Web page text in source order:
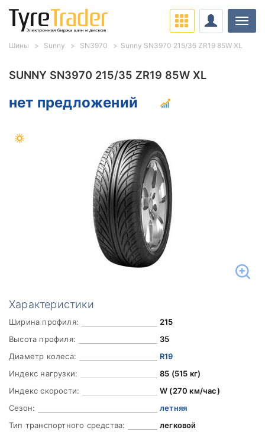
SUNNY SN3970 215/35 ZR19 85W XL
нет предложений
Характеристики
Ширина профиля:
215
Высота профиля:
35
Диаметр колеса:
R19
Индекс нагрузки:
85 (515 кг)
Индекс скорости:
W (270 км/час)
Сезон:
летняя
Тип транспортного средства:
легковой
Шины Sunny SN3970 Sunny SN3970 215/35 ZR19 85W XL